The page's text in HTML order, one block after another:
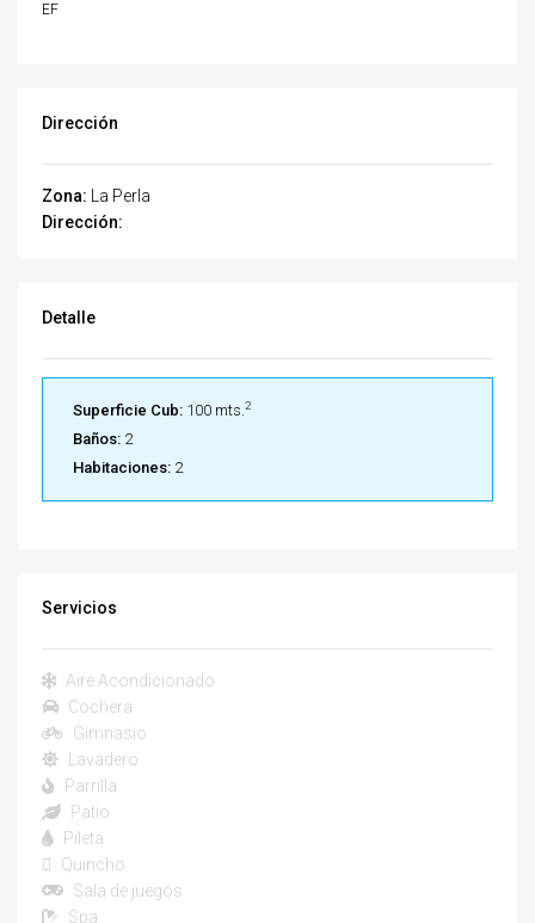
EF
Dirección
Zona: La Perla
Dirección:
Detalle
Superficie Cub: 100 mts.2
Baños: 2
Habitaciones: 2
Servicios
Aire Acondicionado
Cochera
Gimnasio
Lavadero
Parrilla
Patio
Pileta
Quincho
Sala de juegos
Spa